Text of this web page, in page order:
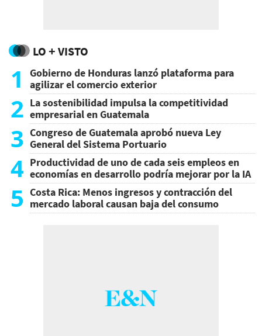
LO + VISTO
1
Gobierno de Honduras lanzó plataforma para
agilizar el comercio exterior
2 La sostenibilidad impulsa la competitividad
empresarial en Guatemala
3 Congreso de Guatemala aprobó nueva Ley
General del Sistema Portuario
4 Productividad de uno de cada seis empleos en
economías en desarrollo podría mejorar por la IA
5 Costa Rica: Menos ingresos y contracción del
mercado laboral causan baja del consumo